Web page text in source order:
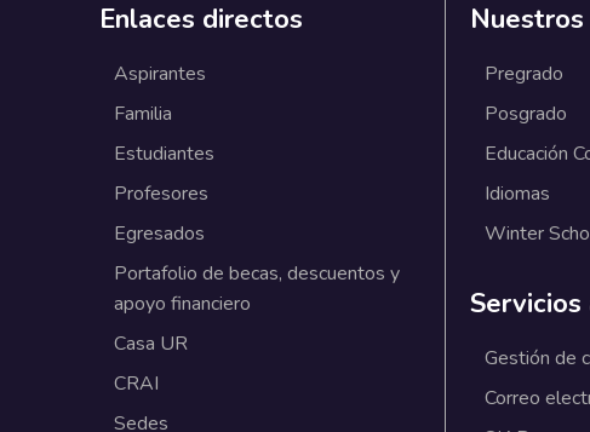
Enlaces directos
Aspirantes
Familia
Estudiantes
Profesores
Egresados
Portafolio de becas, descuentos y
apoyo financiero
Casa UR
CRAI
Sedes
Pregrado
Posgrado
Educación
Idiomas
Winter
Servicios
Gestión de
Correo